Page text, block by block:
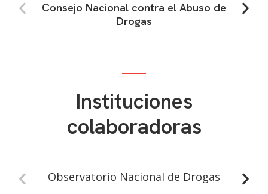
Consejo Nacional contra el Abuso de
Drogas
Instituciones
colaboradoras
Observatorio Nacional de Drogas